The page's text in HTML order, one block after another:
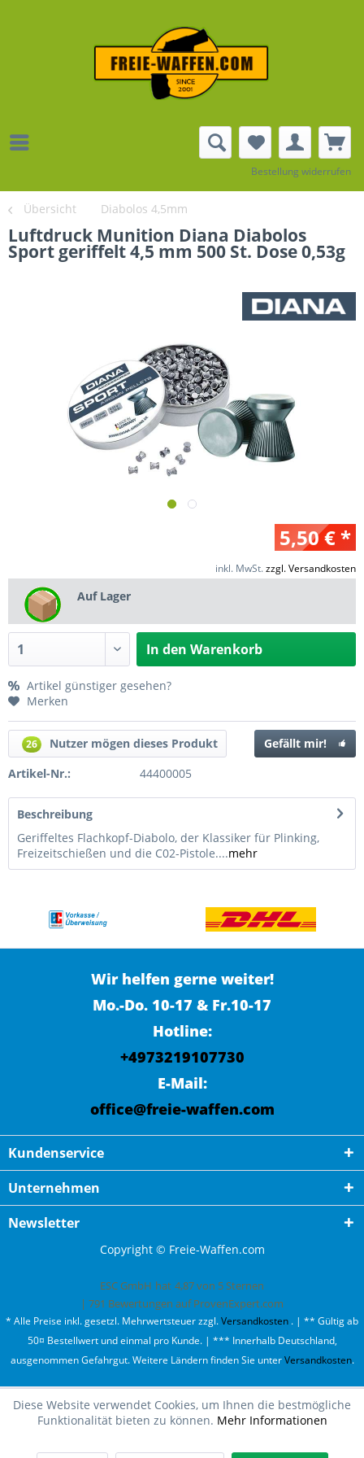
Bestellung widerrufen
Übersicht Diabolos 4,5mm
Luftdruck Munition Diana Diabolos
Sport geriffelt 4,5 mm 500 St. Dose 0,53g
5,50 € *
inkl. MwSt.zzgl. Versandkosten
Auf Lager
In den Warenkorb
Artikel günstiger gesehen?
Merken
26 Nutzer mögen dieses Produkt
Gefällt mir!
Artikel-Nr.:
44400005
Beschreibung
Geriffeltes Flachkopf-Diabolo, der Klassiker für Plinking,
Freizeitschießen und die C02-Pistole....mehr
Wir helfen gerne weiter!
Mo.-Do. 10-17 & Fr.10-17
Hotline:
+4973219107730
E-Mail:
office@freie-waffen.com
Kundenservice
Unternehmen
Newsletter
Copyright © Freie-Waffen.com
ESC GmbH hat 4,87von 5Sternen
| 791 Bewertungen auf ProvenExpert.com
* Alle Preise inkl. gesetzl. Mehrwertsteuer zzgl.Versandkosten . | ** Gültig ab
50¤ Bestellwert und einmal pro Kunde. | *** Innerhalb Deutschland,
ausgenommen Gefahrgut. Weitere Ländern finden Sie unterVersandkosten.
Diese Website verwendet Cookies, um Ihnen die bestmögliche
Funktionalität bieten zu können. Mehr Informationen